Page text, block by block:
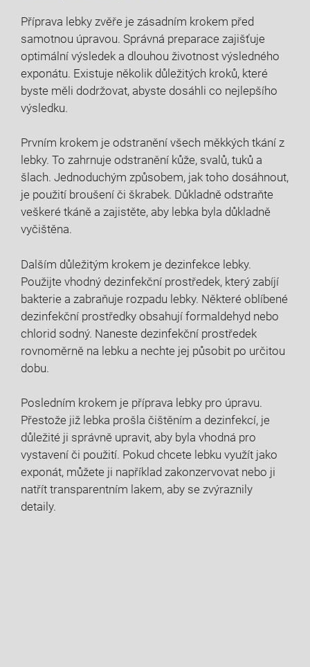
Příprava lebky zvěře je zásadním krokem před
samotnou úpravou. Správná preparace zajišťuje
optimální výsledek a dlouhou životnost výsledného
exponátu. Existuje několik důležitých kroků, které
byste měli dodržovat, abyste dosáhli co nejlepšího
výsledku.
Prvním krokem je odstranění všech měkkých tkání z
lebky. To zahrnuje odstranění kůže, svalů, tuků a
šlach. Jednoduchým způsobem, jak toho dosáhnout,
je použití broušení či škrabek. Důkladně odstraňte
veškeré tkáně a zajistěte, aby lebka byla důkladně
vyčištěna.
Dalším důležitým krokem je dezinfekce lebky.
Použijte vhodný dezinfekční prostředek, který zabíjí
bakterie a zabraňuje rozpadu lebky. Některé oblíbené
dezinfekční prostředky obsahují formaldehyd nebo
chlorid sodný. Naneste dezinfekční prostředek
rovnoměrně na lebku a nechte jej působit po určitou
dobu.
Posledním krokem je příprava lebky pro úpravu.
Přestože již lebka prošla čištěním a dezinfekcí, je
důležité ji správně upravit, aby byla vhodná pro
vystavení či použití. Pokud chcete lebku využít jako
exponát, můžete ji například zakonzervovat nebo ji
natřít transparentním lakem, aby se zvýraznily
detaily.